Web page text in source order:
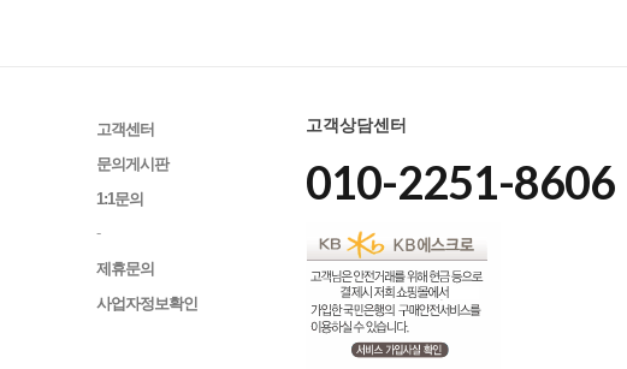
고객센터
문의게시판
1:1문의
-
제휴문의
사업자정보확인
고객상담센터
010-2251-8606